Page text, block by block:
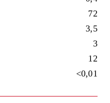
72
3,5
3
12
<0,01